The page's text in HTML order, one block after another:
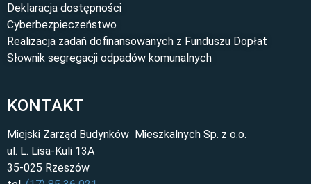
KONTAKT
Miejski Zarząd Budynków Mieszkalnych Sp. z o.o.
ul. L. Lisa-Kuli 13A
35-025 Rzeszów
Deklaracja dostępności
Cyberbezpieczeństwo
Realizacja zadań dofinansowanych z Funduszu Dopłat
Słownik segregacji odpadów komunalnych